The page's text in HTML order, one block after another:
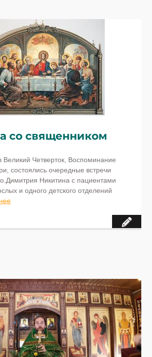
со священником
Великий Четверток, Воспоминание
состоялись очередные встречи
Никитина с пациентами
и одного детского отделений